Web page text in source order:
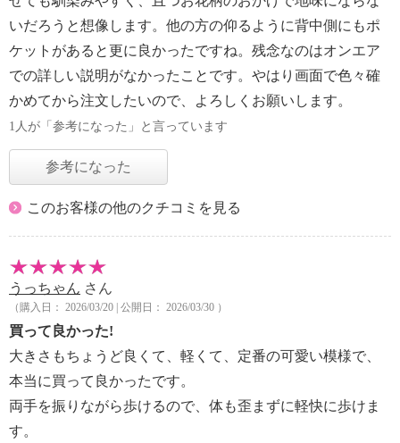
いだろうと想像します。他の方の仰るように背中側にもポ
ケットがあると更に良かったですね。残念なのはオンエア
での詳しい説明がなかったことです。やはり画面で色々確
かめてから注文したいので、よろしくお願いします。
1人が「参考になった」と言っています
参考になった
このお客様の他のクチコミを見る
うっちゃん さん
（購入日： 2026/03/20 | 公開日： 2026/03/30 ）
買って良かった!
大きさもちょうど良くて、軽くて、定番の可愛い模様で、
本当に買って良かったです。
両手を振りながら歩けるので、体も歪まずに軽快に歩けま
す。